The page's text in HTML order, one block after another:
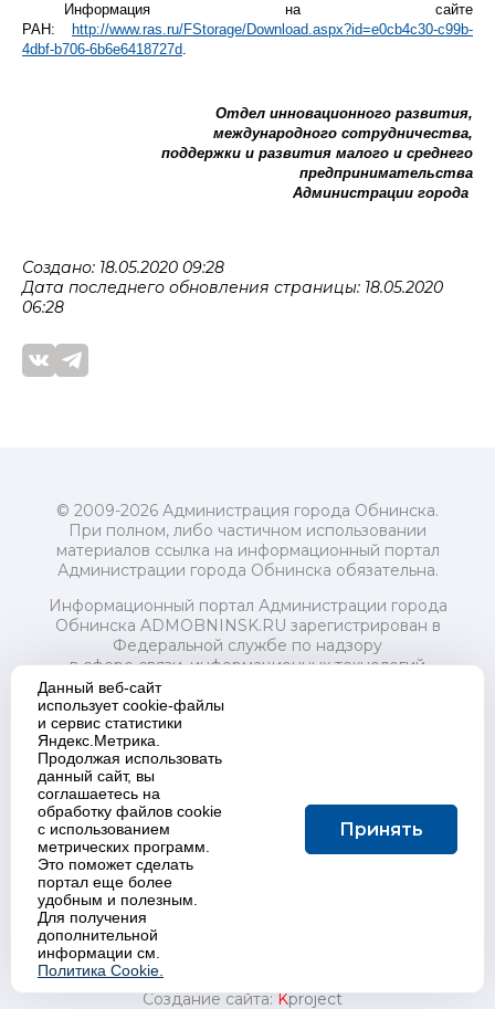
Информация на сайте
РАН:
http://www.ras.ru/FStorage/Download.aspx?id=e0cb4c30-c99b-
4dbf-b706-6b6e6418727d.
Отдел инновационного развития,
международного сотрудничества,
поддержки и развития малого и среднего
предпринимательства
Администрации города
Создано: 18.05.2020 09:28
Дата последнего обновления страницы: 18.05.2020
06:28
© 2009-2026 Администрация города Обнинска.
При полном, либо частичном использовании
материалов ссылка на информационный портал
Администрации города Обнинска обязательна.
Информационный портал Администрации города
Обнинска ADMOBNINSK.RU зарегистрирован в
Федеральной службе по надзору
в сфере связи, информационных технологий
и массовых коммуникаций (Роскомнадзор) 24 июля
2018 года.
Свидетельство о регистрации Эл № ФС77-73321
Учредитель: Администрация (исполнительно-
распорядительный орган) городского округа "Город
Обнинск". Главный редактор: Байкова Е.А.
Адрес электронной почты Редакции:
redactor@admobninsk.ru
Телефон Редакции: +7 (484) 395-85-85
Настоящий ресурс содержит материалы 18+
Политика в отношении обработки персональных
Создание сайта: Kproject
Данный веб-сайт
использует cookie-файлы
и сервис статистики
Яндекс.Метрика.
Продолжая использовать
данный сайт, вы
соглашаетесь на
обработку файлов cookie
с использованием
метрических программ.
Это поможет сделать
портал еще более
удобным и полезным.
Для получения
дополнительной
информации см.
Политика Cookie.
Принять